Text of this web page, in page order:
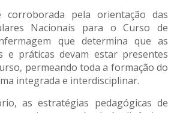
corroborada pela orientação das
Nacionais para o Curso de
que determina que as
e práticas devam estar presentes
permeando toda a formação do
integrada e interdisciplinar.
as estratégias pedagógicas de